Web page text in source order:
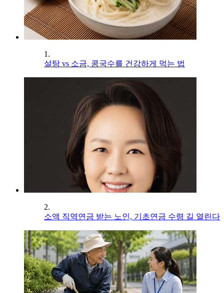
1.
설탕 vs 소금, 콩국수를 건강하게 먹는 법
2.
소액 직역연금 받는 노인, 기초연금 수령 길 열린다